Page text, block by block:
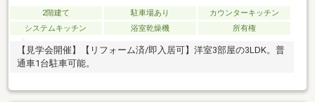
2階建て 駐車場あり
カウンターキッチン
システムキッチン
浴室乾燥機 所有権
【見学会開催】【リフォーム済/即入居可】洋室3部屋の3LDK。普
通車1台駐車可能。